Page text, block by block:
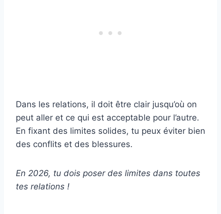
Dans les relations, il doit être clair jusqu’où on
peut aller et ce qui est acceptable pour l’autre.
En fixant des limites solides, tu peux éviter bien
des conflits et des blessures.
En 2026, tu dois poser des limites dans toutes
tes relations !